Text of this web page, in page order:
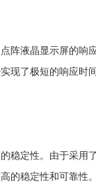
阵液晶显示屏的
了极短的响应时
稳定性。由于采
稳定性和可靠性